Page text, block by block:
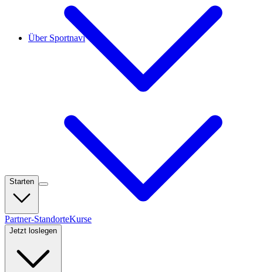
Starten
Partner-StandorteKurse
Jetzt loslegen
Über Sportnavi